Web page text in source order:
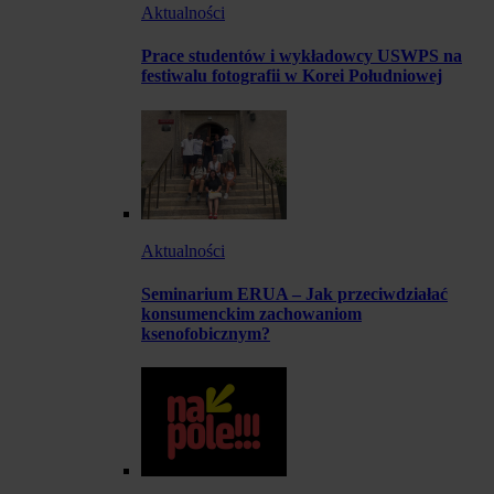
Aktualności
Prace studentów i wykładowcy USWPS na
festiwalu fotografii w Korei Południowej
Aktualności
Seminarium ERUA – Jak przeciwdziałać
konsumenckim zachowaniom
ksenofobicznym?